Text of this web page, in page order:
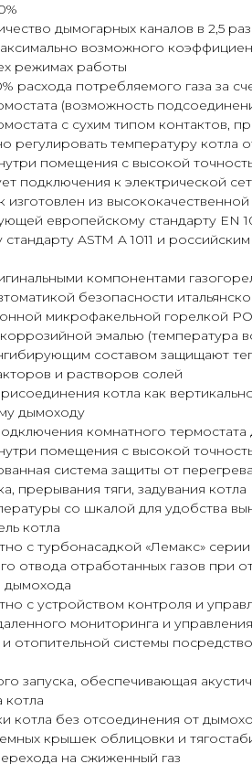
дымогарных каналов в 2,5
возможного
режимах работы
расхода потребляемого газа за
(возможность
с сухим типом контактов,
регулировать температуру котла
помещения с высокой
подключения к электрической
из
европейскому стандарту EN
ASTM A 1011 и
компонентами
безопасности
микрофакельной горелкой
эмалью (температура
составом защищают
и растворов солей
котла как
дымоходу
комнатного термостата
помещения с высокой
система защиты от перегрева
прерывания тяги, задувания котла
со шкалой для удобства
котла
с турбонасадкой «Лемакс»
отвода отработанных газов при
дымохода
с устройством контроля и
мониторинга и
и отопительной системы
запуска, обеспечивающая
котла
котла без отсоединения от
крышек облицовки и
на сжиженный газ